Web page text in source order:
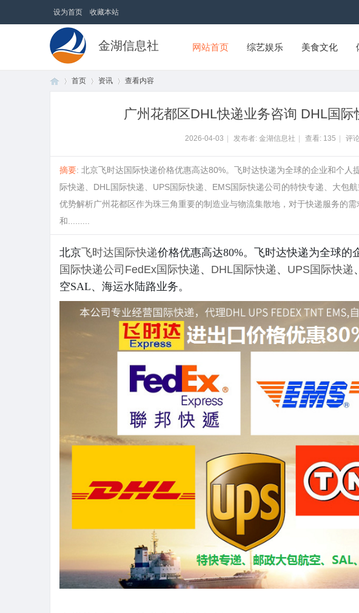
设为首页 收藏本站
金湖信息社 网站首页 综艺娱乐 美食文化
首页 资讯 查看内容
广州花都区DHL快递业务咨询 DHL国
2026-04-03 发布者: 金湖信息社 查看: 135 评
摘要: 北京飞时达国际快递价格优惠高达80%。飞时达快递为全球的企业和个人
际快递、DHL国际快递、UPS国际快递、EMS国际快递公司的特快专递、大包
优势解析广州花都区作为珠三角重要的制造业与物流集散地，对于快递服务的
和.........
北京 飞时达 国际快递价格优惠高达80%。飞时达快递为全球
国际快递公司 FedEx国际快递 、 DHL国际快递 、 UPS国际快递 、
空SAL、海运水陆路业务。